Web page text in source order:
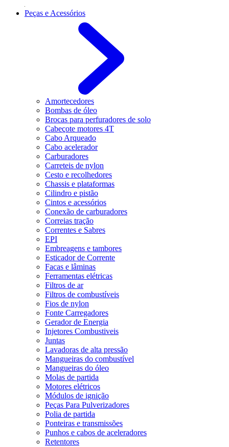
Peças e Acessórios
Amortecedores
Bombas de óleo
Brocas para perfuradores de solo
Cabeçote motores 4T
Cabo Arqueado
Cabo acelerador
Carburadores
Carreteis de nylon
Cesto e recolhedores
Chassis e plataformas
Cilindro e pistão
Cintos e acessórios
Conexão de carburadores
Correias tração
Correntes e Sabres
EPI
Embreagens e tambores
Esticador de Corrente
Facas e lâminas
Ferramentas elétricas
Filtros de ar
Filtros de combustíveis
Fios de nylon
Fonte Carregadores
Gerador de Energia
Injetores Combustiveis
Juntas
Lavadoras de alta pressão
Mangueiras do combustível
Mangueiras do óleo
Molas de partida
Motores elétricos
Módulos de ignição
Peças Para Pulverizadores
Polia de partida
Ponteiras e transmissões
Punhos e cabos de aceleradores
Retentores